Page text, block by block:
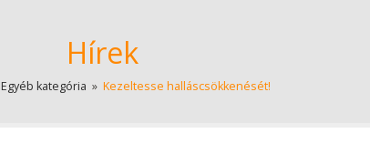
Hírek
Egyéb kategória » Kezeltesse halláscsökkenését!